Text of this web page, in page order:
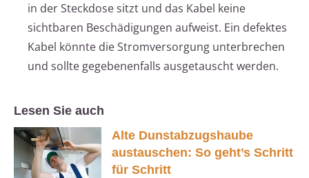
in der Steckdose sitzt und das Kabel keine
sichtbaren Beschädigungen aufweist. Ein defektes
Kabel könnte die Stromversorgung unterbrechen
und sollte gegebenenfalls ausgetauscht werden.
Lesen Sie auch
Alte Dunstabzugshaube
austauschen: So geht’s Schritt
für Schritt